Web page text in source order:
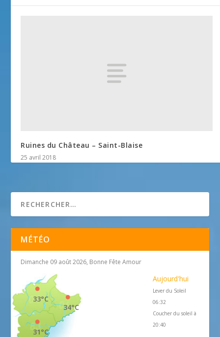
Ruines du Château – Saint-Blaise
25 avril 2018
MÉTÉO
Dimanche 09 août 2026, Bonne Fête Amour
34°C
33°C
31°C
Aujourd'hui
Lever du Soleil
06:32
Coucher du soleil à
20:40